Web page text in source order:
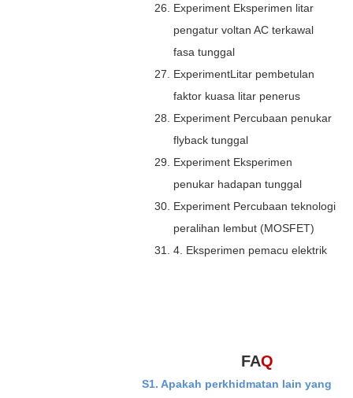
Experiment Eksperimen litar
pengatur voltan AC terkawal
fasa tunggal
ExperimentLitar pembetulan
faktor kuasa litar penerus
Experiment Percubaan penukar
flyback tunggal
Experiment Eksperimen
penukar hadapan tunggal
Experiment Percubaan teknologi
peralihan lembut (MOSFET)
4. Eksperimen pemacu elektrik
FAQ
S1. Apakah perkhidmatan lain yang